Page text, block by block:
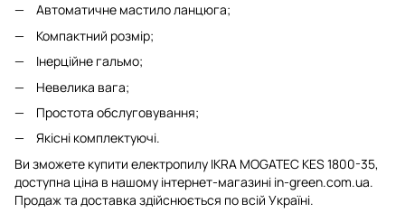
Автоматичне мастило ланцюга;
Компактний розмір;
Інерційне гальмо;
Невелика вага;
Простота обслуговування;
Якісні комплектуючі.
Ви зможете купити електропилу IKRA MOGATEC KES 1800-35,
доступна ціна в нашому інтернет-магазині in-green.com.ua.
Продаж та доставка здійснюється по всій Україні.